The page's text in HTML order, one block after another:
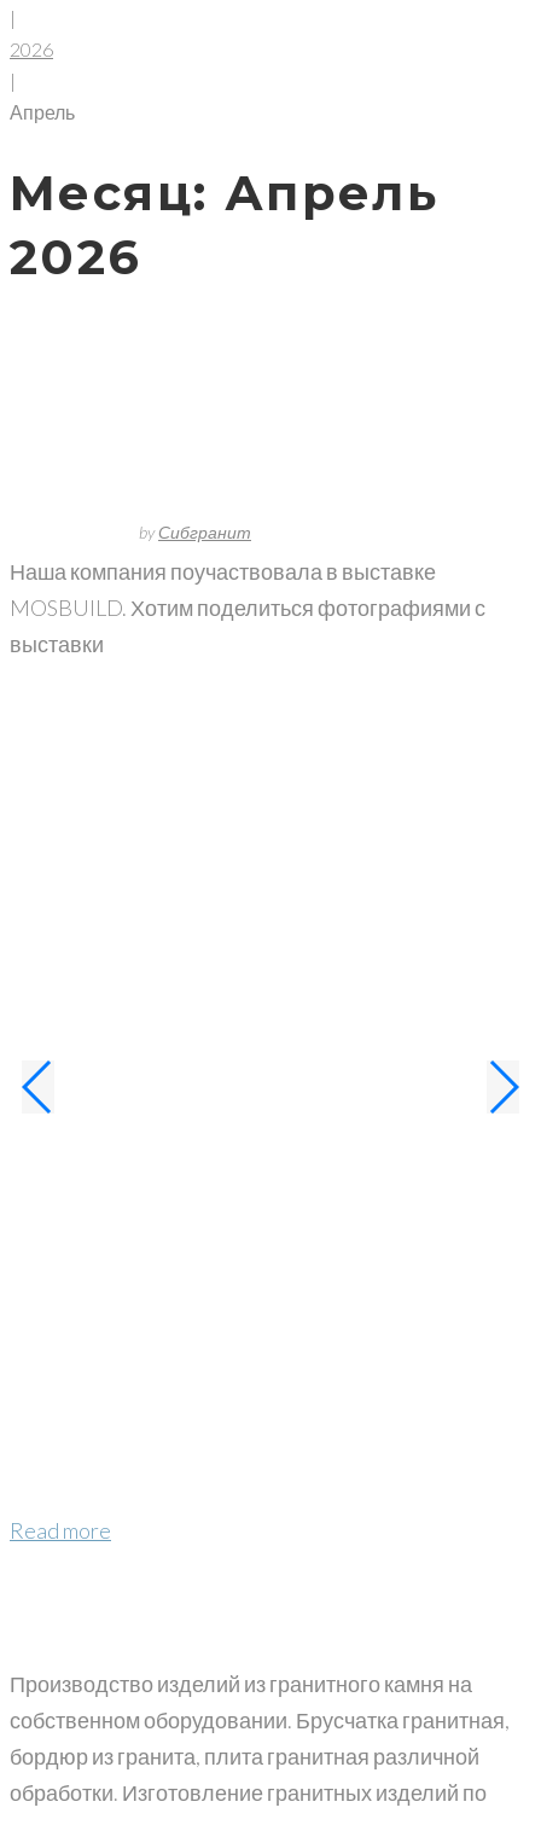
|
2026
|
Апрель
Месяц: Апрель
2026
byСибгранит
Наша компания поучаствовала в выставке
MOSBUILD. Хотим поделиться фотографиями с
выставки
Read more
Производство изделий из гранитного камня на
собственном оборудовании. Брусчатка гранитная,
бордюр из гранита, плита гранитная различной
обработки. Изготовление гранитных изделий по